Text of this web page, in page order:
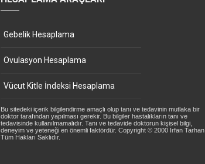
Gebelik Hesaplama
Ovulasyon Hesaplama
Vücut Kitle İndeksi Hesaplama
Bu sitedeki içerik bilgilendirme amaçlı olup tanı ve tedavinin mutlaka bir
doktor tarafından yapılması gerekir. Bu bilgiler hastalıkların tanı ve
tedavisinde kullanılmamalıdır. Tanı ve tedavide doktorun kişisel bilgi,
deneyim ve yeteneği en önemli faktördür. Copyright © 2000 İrfan Tarhan
Tüm Hakları Saklıdır.